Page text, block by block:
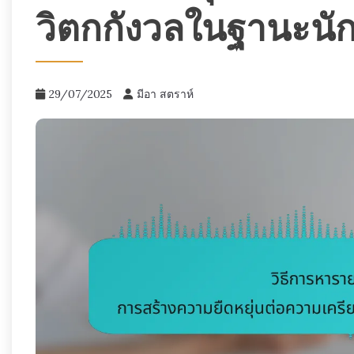
วิตกกังวลในฐานะนั
29/07/2025 มีอา สตราห์